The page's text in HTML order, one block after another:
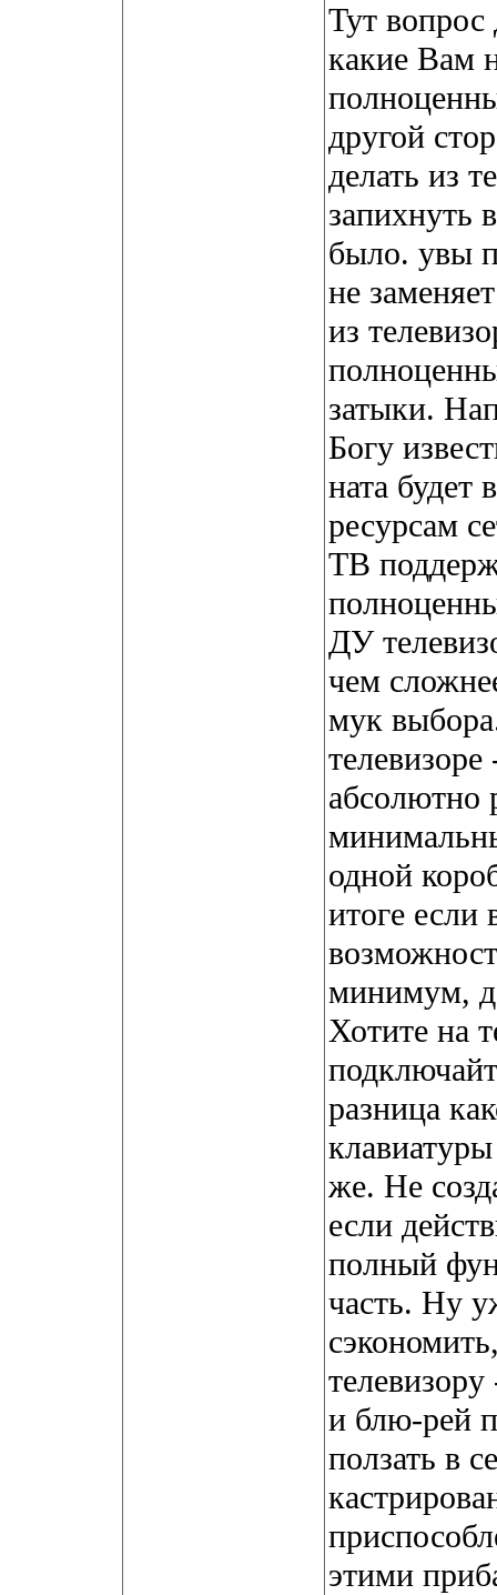
Тут вопрос
какие Вам
другой
делать из
запихнуть
было. увы
не
из
затыки.
Богу
ната будет
ресурсам
ТВ
ДУ
чем
мук
телевизоре
абсолютно
одной
итоге если
минимум,
Хотите на
разница
же. Не
если
полный
часть. Ну
и блю-рей
ползать в
этими